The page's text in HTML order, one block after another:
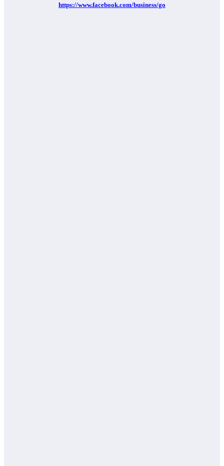
https://www.facebook.com/business/go